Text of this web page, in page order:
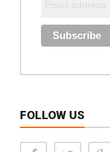
FOLLOW US